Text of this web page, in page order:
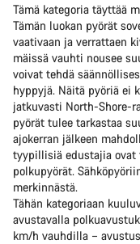
Tämä kategoria täyttää
Tämän luokan pyörät
vaativaan ja verrattaen
mäissä vauhti nousee
voivat tehdä
hyppyjä. Näitä pyöriä ei
jatkuvasti North-Shore-
pyörät tulee tarkastaa
ajokerran jälkeen
tyypillisiä edustajia
polkupyörät.
merkinnästä.
Tähän kategoriaan
avustavalla
km/h vauhdilla –